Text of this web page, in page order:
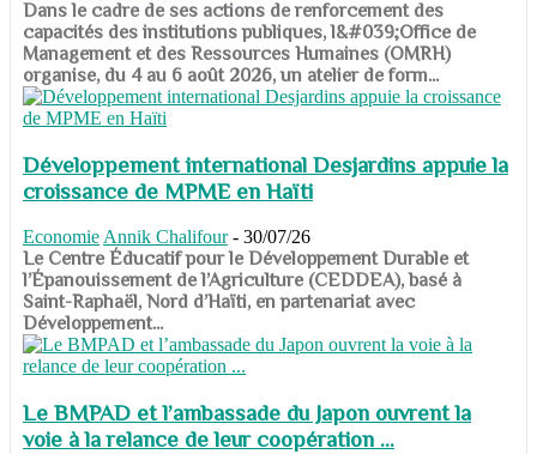
Dans le cadre de ses actions de renforcement des
capacités des institutions publiques, l&#039;Office de
Management et des Ressources Humaines (OMRH)
organise, du 4 au 6 août 2026, un atelier de form...
Développement international Desjardins appuie la
croissance de MPME en Haïti
Economie Annik Chalifour - 30/07/26
​​​​​​​Le Centre Éducatif pour le Développement Durable et
l’Épanouissement de l’Agriculture (CEDDEA), basé à
Saint-Raphaël, Nord d’Haïti, en partenariat avec
Développement...
Le BMPAD et l’ambassade du Japon ouvrent la
voie à la relance de leur coopération ...